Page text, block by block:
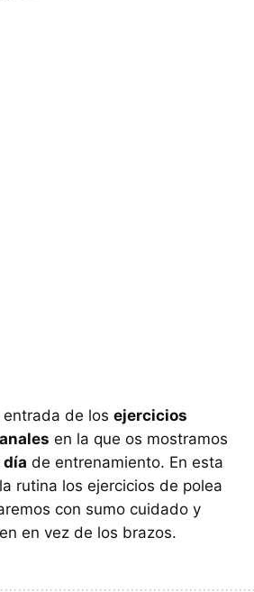
de los ejercicios
en la que os mostramos
día de entrenamiento. En esta
rutina los ejercicios de polea
con sumo cuidado y
en vez de los brazos.